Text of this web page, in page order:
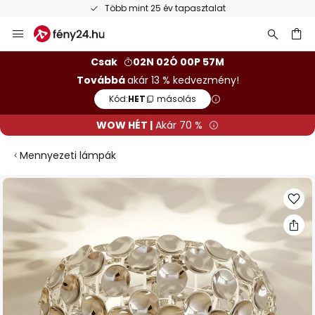
Több mint 25 év tapasztalat
Ugrás
a
Csak
02N 02Ó 00P 56M
Továbbáakár 13 % kedvezmény!
Kód:HET másolás
WOW HÉT | Akár 70 %
Mennyezeti lámpák
Ugrás
képgaléria
végére